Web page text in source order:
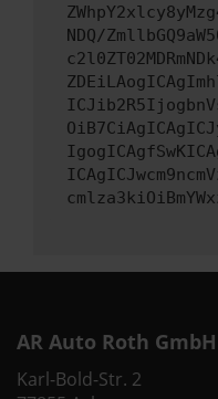
NDQ/
AR Auto Roth GmbH
Karl-Bold-Str. 2